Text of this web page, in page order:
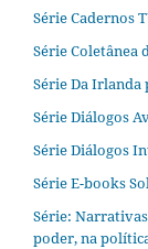
Série Cadernos
Série Coletânea
Série Da Irlanda
Série Diálogos
Série Diálogos
Série E-books
Série:
poder, na